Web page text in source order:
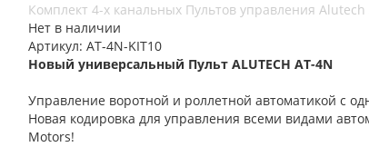
Комплект 4-х канальных Пультов управления Alutech
Нет в наличии
Артикул: AT-4N-KIT10
Новый универсальный Пульт ALUTECH AT-4N
Управление воротной и роллетной автоматикой с
Новая кодировка для управления всеми видами
Motors!